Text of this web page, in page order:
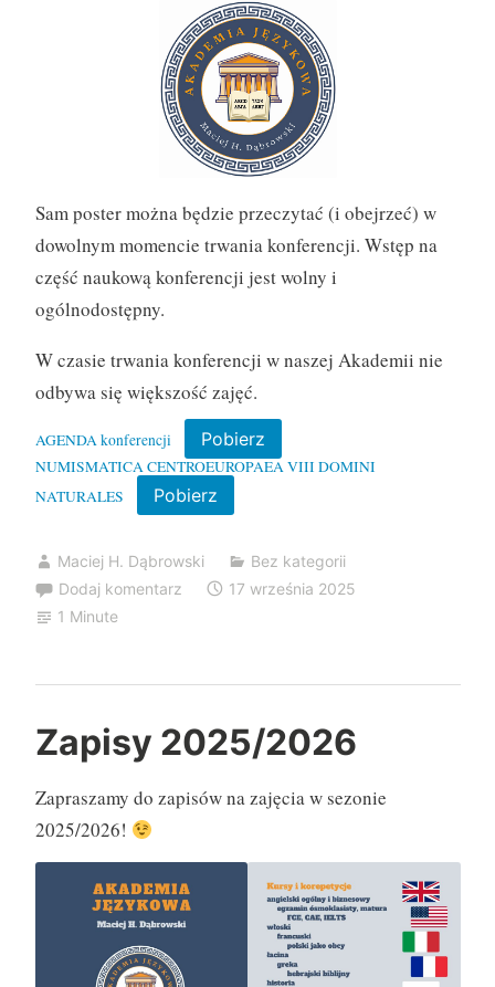
Sam poster można będzie przeczytać (i obejrzeć) w
dowolnym momencie trwania konferencji. Wstęp na
część naukową konferencji jest wolny i
ogólnodostępny.
W czasie trwania konferencji w naszej Akademii nie
odbywa się większość zajęć.
AGENDA konferencji Pobierz
NUMISMATICA CENTROEUROPAEA VIII DOMINI
NATURALES
Pobierz
Maciej H. Dąbrowski
Bez kategorii
Dodaj komentarz
17 września 2025
1 Minute
Zapisy 2025/2026
Zapraszamy do zapisów na zajęcia w sezonie
2025/2026!